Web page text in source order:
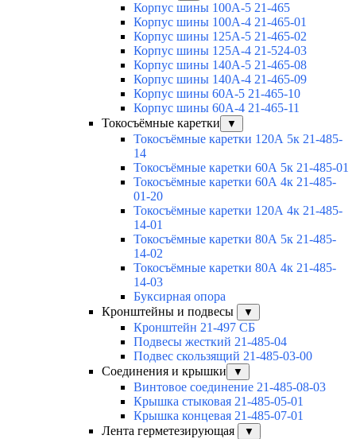
Корпус шины 100А-5 21-465
Корпус шины 100А-4 21-465-01
Корпус шины 125А-5 21-465-02
Корпус шины 125А-4 21-524-03
Корпус шины 140А-5 21-465-08
Корпус шины 140А-4 21-465-09
Корпус шины 60А-5 21-465-10
Корпус шины 60А-4 21-465-11
Токосъёмные каретки
▼
Токосъёмные каретки 120А 5к 21-485-
14
Токосъёмные каретки 60А 5к 21-485-01
Токосъёмные каретки 60А 4к 21-485-
01-20
Токосъёмные каретки 120А 4к 21-485-
14-01
Токосъёмные каретки 80А 5к 21-485-
14-02
Токосъёмные каретки 80А 4к 21-485-
14-03
Буксирная опора
Кронштейны и подвесы
▼
Кронштейн 21-497 СБ
Подвесы жесткий 21-485-04
Подвес скользящий 21-485-03-00
Соединения и крышки
▼
Винтовое соединение 21-485-08-03
Крышка стыковая 21-485-05-01
Крышка концевая 21-485-07-01
Лента герметезирующая
▼